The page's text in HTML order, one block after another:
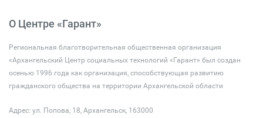
О Центре «Гарант»
Региональная благотворительная общественная организация
«Архангельский Центр социальных технологий «Гарант» был создан
осенью 1996 года как организация, способствующая развитию
гражданского общества на территории Архангельской области
Адрес: ул. Попова, 18, Архангельск, 163000